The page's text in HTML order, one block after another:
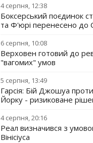
4 серпня, 12:38
Боксерський поєдинок
та Ф'юрі перенесено
6 серпня, 10:08
Верховен готовий до
"вагомих" умов
5 серпня, 13:49
Гарсія: Бій Джошуа
Йорку - ризиковане
4 серпня, 20:16
Реал визначився з
Вінісіуса